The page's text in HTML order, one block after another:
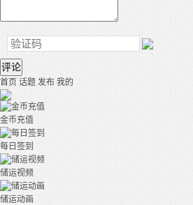
评论
首页 话题 发布 我的
金币充值
每日签到
储运视频
储运动画